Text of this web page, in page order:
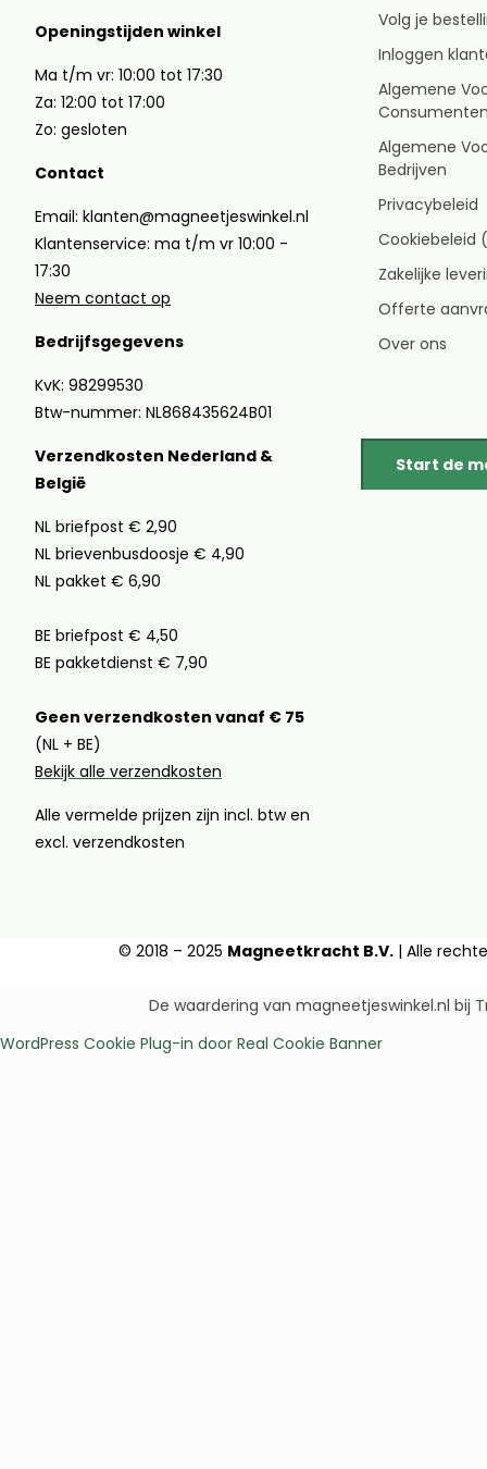
Openingstijden winkel
Ma t/m vr: 10:00 tot 17:30
Za: 12:00 tot 17:00
Zo: gesloten
Contact
Email: klanten@magneetjeswinkel.nl
Klantenservice: ma t/m vr 10:00 -
17:30
Neem contact op
Bedrijfsgegevens
KvK: 98299530
Btw-nummer: NL868435624B01
Verzendkosten Nederland &
België
NL briefpost € 2,90
NL brievenbusdoosje € 4,90
NL pakket € 6,90
BE briefpost € 4,50
BE pakketdienst € 7,90
Geen verzendkosten vanaf € 75
(NL + BE)
Bekijk alle verzendkosten
Alle vermelde prijzen zijn incl. btw en
excl. verzendkosten
Volg je
Inloggen
Algemene
Algemene
Bedrijven
Privacybeleid
Cookiebeleid
Zakelijke
Offerte
Over ons
Start de
© 2018 – 2025 Magneetkracht B.V. | Alle
De waardering van magneetjeswinkel.nl bij
WordPress Cookie Plug-in door Real Cookie Banner